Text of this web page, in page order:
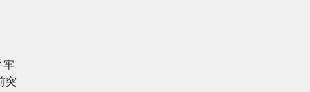
牢
突